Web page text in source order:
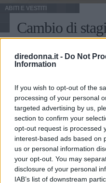
diredonna.it - Do Not
Information
If you wish to opt-out of the
processing of your personal
targeted advertising by us,
section to confirm your
opt-out request is processed
interest-based ads based on
us or personal information
your opt-out. You may
disclosure of your personal
IAB’s list of downstream
ABITI E VESTITI
Cambio di
I tip della redazione per un